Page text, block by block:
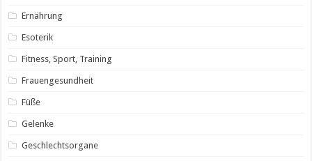
Ernährung
Esoterik
Fitness, Sport, Training
Frauengesundheit
Füße
Gelenke
Geschlechtsorgane